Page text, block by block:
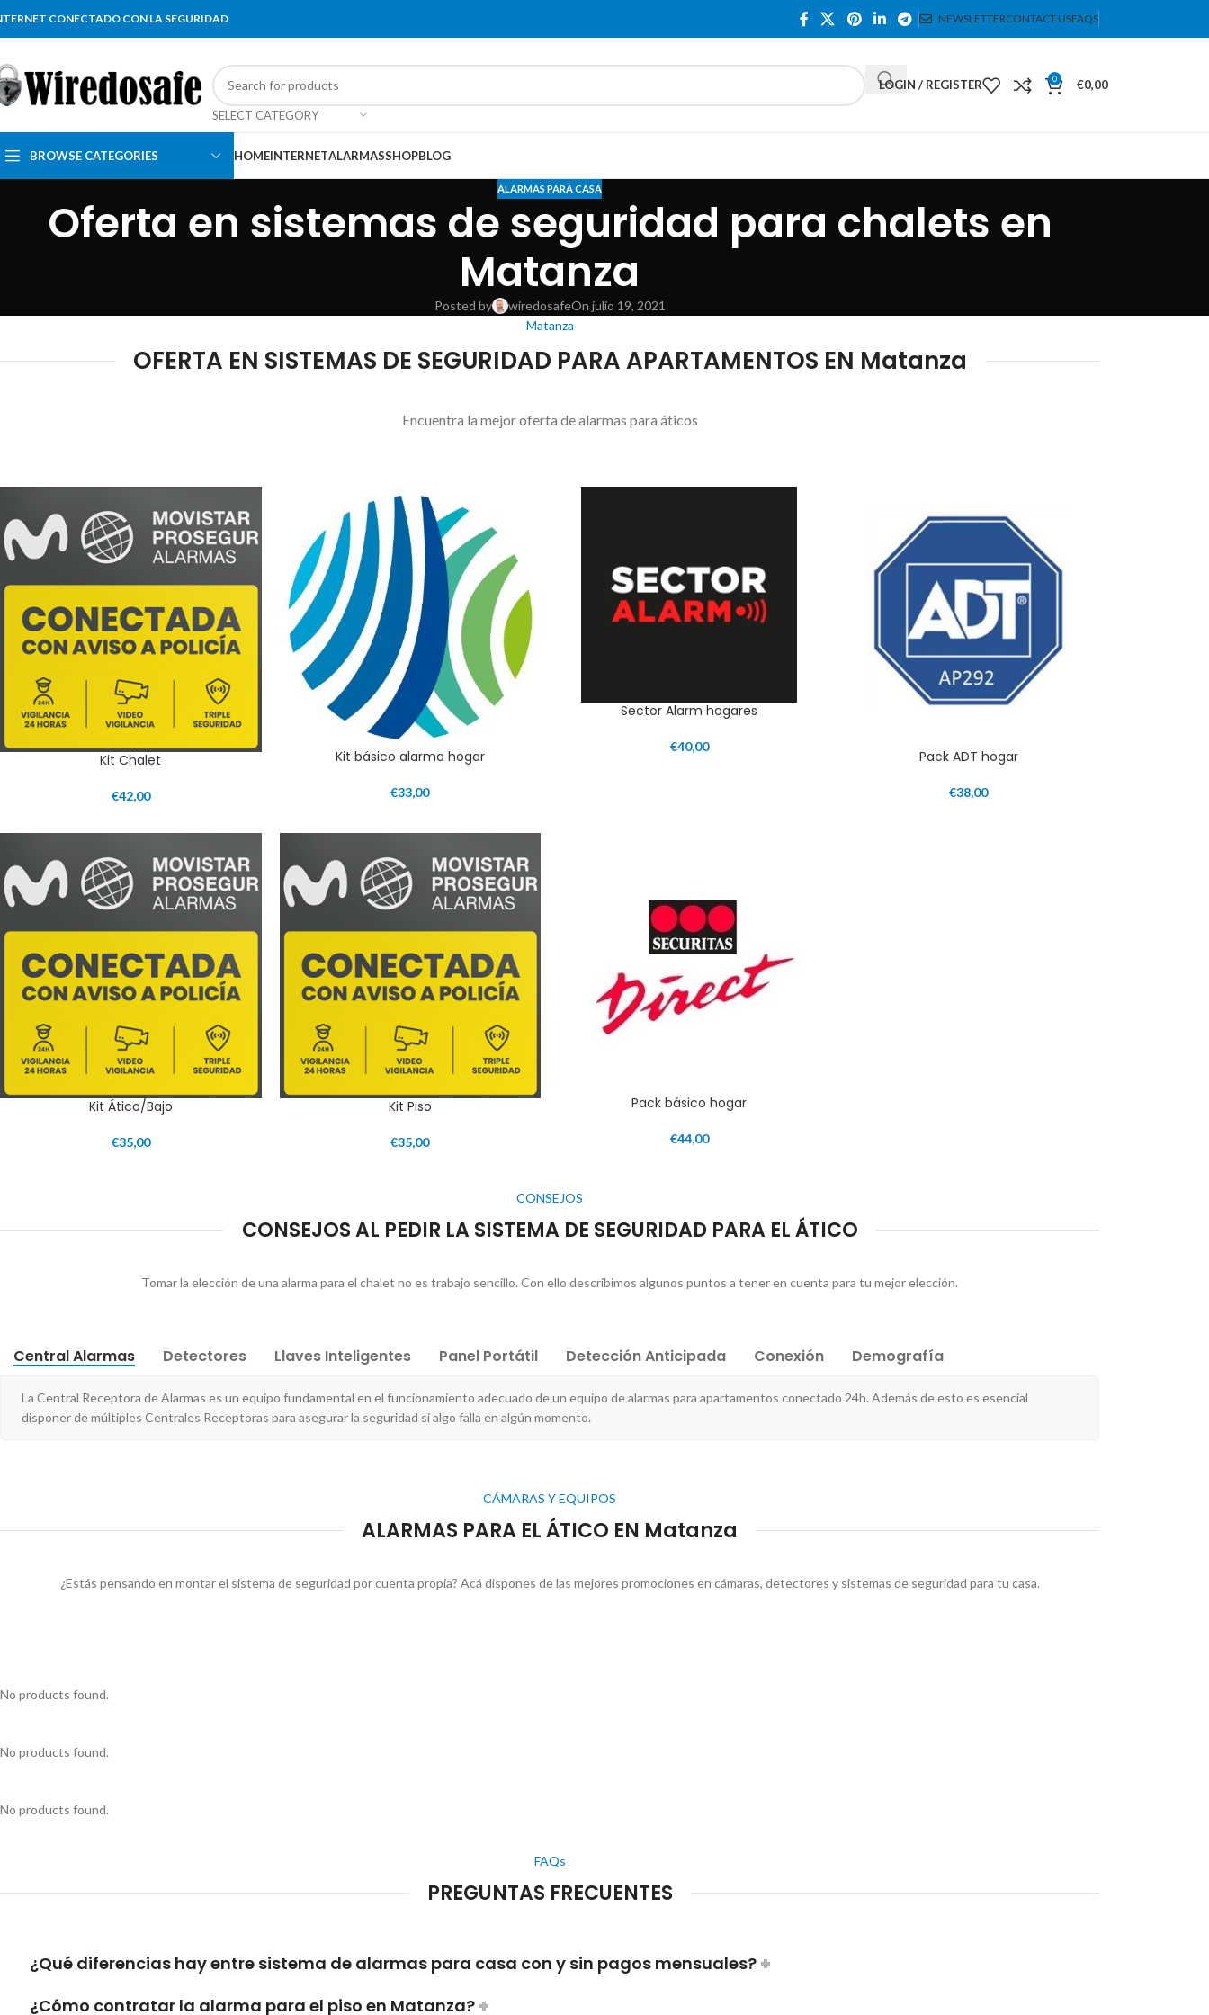
CONECTADO CON LA SEGURIDAD NEWSLETTERCONTACT USFAQS
SELECT CATEGORY
LOGIN / REGISTER 0 €0,00
BROWSE CATEGORIES HOMEINTERNETALARMASSHOPBLOG
ALARMAS PARA CASA
Oferta en sistemas de seguridad para chalets en
Matanza
Posted by wiredosafeOn julio 19, 2021
Matanza
OFERTA EN SISTEMAS DE SEGURIDAD PARA APARTAMENTOS EN Matanza
Encuentra la mejor oferta de alarmas para áticos
Kit Chalet
€42,00
Kit básico alarma hogar
€33,00
Sector Alarm hogares
€40,00
Pack ADT hogar
€38,00
Kit Ático/Bajo
€35,00
Kit Piso
€35,00
Pack básico hogar
€44,00
CONSEJOS
CONSEJOS AL PEDIR LA SISTEMA DE SEGURIDAD PARA EL ÁTICO
Tomar la elección de una alarma para el chalet no es trabajo sencillo. Con ello describimos algunos puntos a tener en cuenta para tu mejor elección.
Central Alarmas Detectores Llaves Inteligentes Panel Portátil Detección Anticipada Conexión Demografía
La Central Receptora de Alarmas es un equipo fundamental en el funcionamiento adecuado de un equipo de alarmas para apartamentos conectado 24h. Además de esto es esencial
disponer de múltiples Centrales Receptoras para asegurar la seguridad si algo falla en algún momento.
CÁMARAS Y EQUIPOS
ALARMAS PARA EL ÁTICO EN Matanza
¿Estás pensando en montar el sistema de seguridad por cuenta propia? Acá dispones de las mejores promociones en cámaras, detectores y sistemas de seguridad para tu casa.
No products found.
No products found.
No products found.
FAQs
PREGUNTAS FRECUENTES
¿Qué diferencias hay entre sistema de alarmas para casa con y sin pagos mensuales?
¿Cómo contratar la alarma para el piso en Matanza?